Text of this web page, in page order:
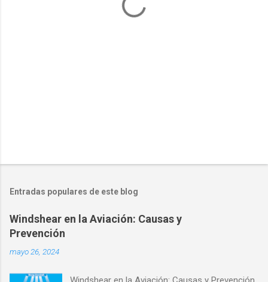
Entradas populares de este blog
Windshear en la Aviación: Causas y
Prevención
mayo 26, 2024